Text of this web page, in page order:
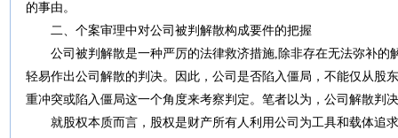
的事由。
二、个案审理中对公司被判解散构成要件的把握
公司被判解散是一种严厉的法律救济措施,除非存在无法弥补的
轻易作出公司解散的判决。因此，公司是否陷入僵局，不能仅从股
重冲突或陷入僵局这一个角度来考察判定。笔者以为，公司解散判
就股权本质而言，股权是财产所有人利用公司为工具和载体追